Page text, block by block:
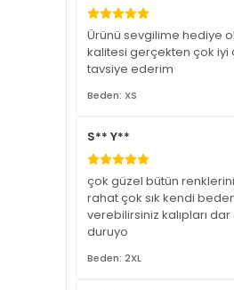
Ürünü sevgilime hediye
kalitesi gerçekten çok iyi
tavsiye ederim
Beden: XS
S** Y**
çok güzel bütün
rahat çok sık kendi
verebilirsiniz kalıpları
duruyo
Beden: 2XL